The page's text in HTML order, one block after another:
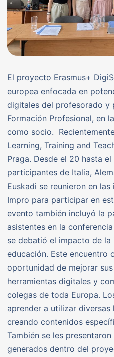
El proyecto Erasmus+
europea enfocada en
digitales del profesorado y
Formación Profesional, en
como socio.
Learning, Training and
Praga. Desde el 20 hasta
participantes de Italia,
Euskadi se reunieron en
Impro para participar en
evento también incluyó la
asistentes en la
se debatió el impacto de
educación. Este encuentro
oportunidad de mejorar
herramientas digitales y
colegas de toda Europa.
aprender a utilizar diversas
creando contenidos
También se les
generados dentro del